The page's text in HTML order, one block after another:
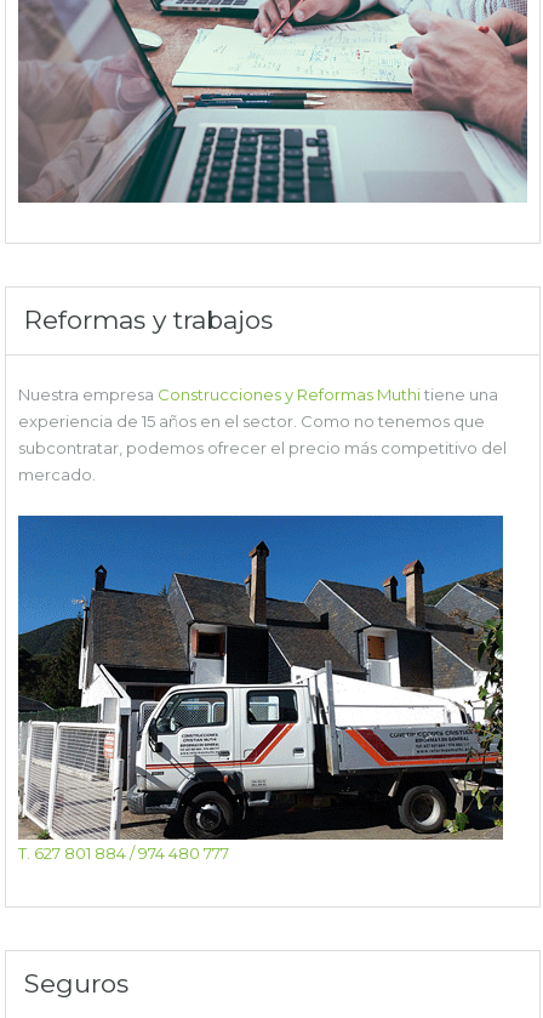
Reformas y trabajos
Nuestra empresa Construcciones y Reformas Muthitiene una
experiencia de 15 años en el sector. Como no tenemos que
subcontratar, podemos ofrecer el precio más competitivo del
mercado.
T. 627 801 884 / 974 480 777
Seguros